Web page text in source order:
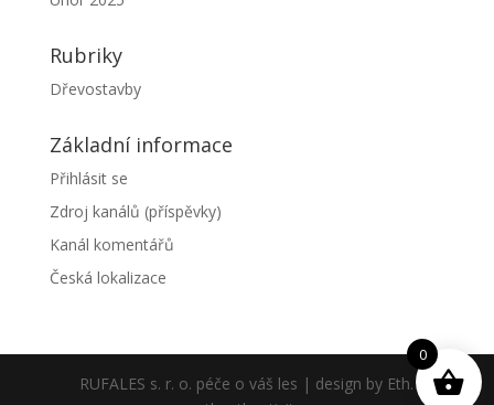
Rubriky
Dřevostavby
Základní informace
Přihlásit se
Zdroj kanálů (příspěvky)
Kanál komentářů
Česká lokalizace
RUFALES s. r. o. péče o váš les | design by Eth.
0